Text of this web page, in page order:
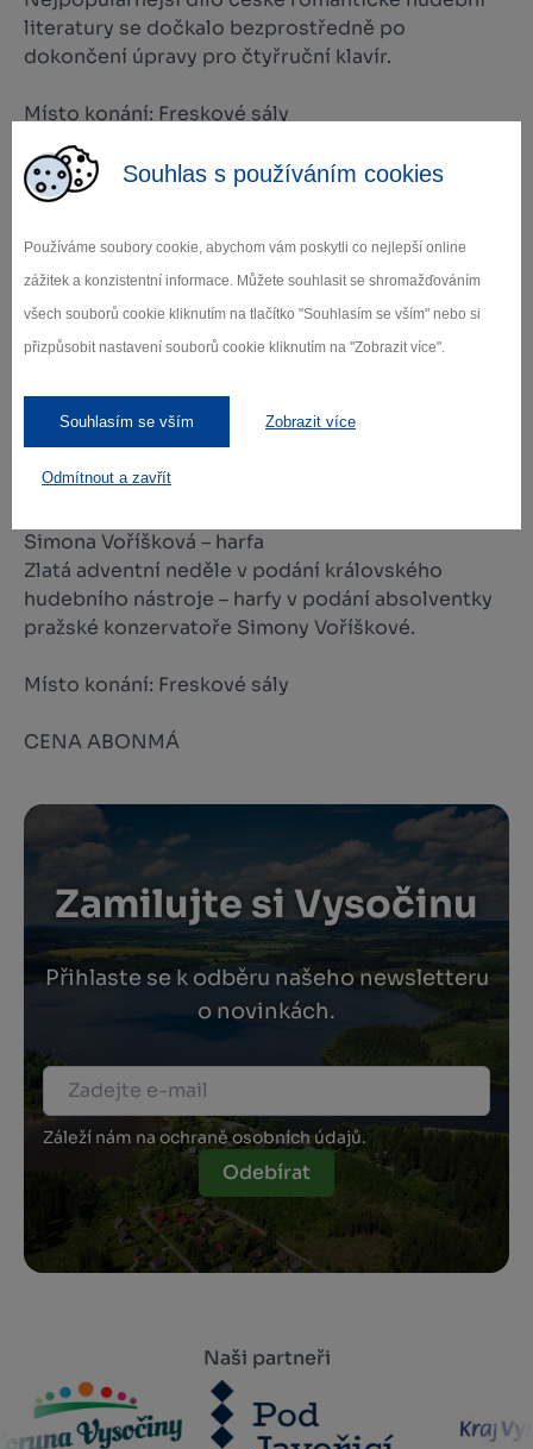
Souhlas s používáním cookies
Používáme soubory cookie, abychom vám poskytli co nejlepší online
zážitek a konzistentní informace. Můžete souhlasit se shromažďováním
všech souborů cookie kliknutím na tlačítko "Souhlasím se vším" nebo si
přizpůsobit nastavení souborů cookie kliknutím na "Zobrazit více".
Souhlasím se vším Zobrazit více
Odmítnout a zavřít
literatury se dočkalo bezprostředně po
dokončení úpravy pro čtyřruční klavír.
Místo konání: Freskové sály
4. 12. 2022
od 16.00
Smíšený pěvecký sbor působící dříve jako
oficiální sbor Masarykovy univerzity v Brně
přiveze vánoční repertoár, během kterého si
budeme moci jistě i sami zazpívat.
Místo konání: Prelatura
18. 12. 2022
od 18.00
Simona Voříšková – harfa
Zlatá adventní neděle v podání královského
hudebního nástroje – harfy v podání absolventky
pražské konzervatoře Simony Voříškové.
Místo konání: Freskové sály
CENA ABONMÁ
Zamilujte si Vysočinu
Přihlaste se k odběru našeho newsletteru
o novinkách.
Záleží nám na ochraně osobních údajů.
Odebírat
Naši partneři